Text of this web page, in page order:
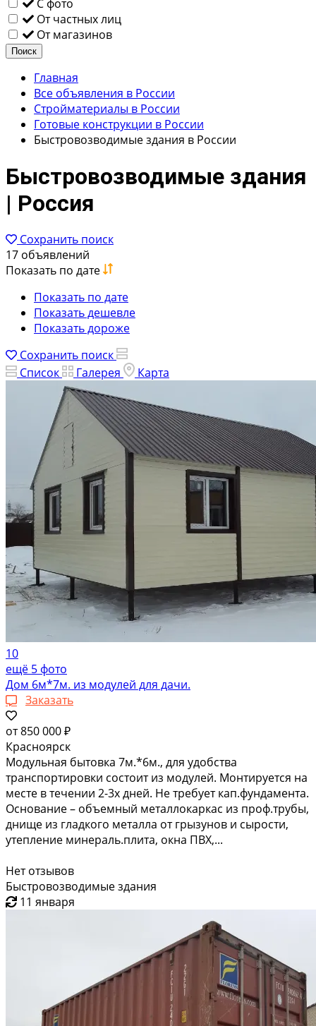
С фото
От частных лиц
От магазинов
Поиск
Главная
Все объявления в России
Стройматериалы в России
Готовые конструкции в России
Быстровозводимые здания в России
Быстровозводимые здания
| Россия
Сохранить поиск
17 объявлений
Показать по дате
Показать по дате
Показать дешевле
Показать дороже
Сохранить поиск
Список
Галерея Карта
10
ещё 5 фото
Дом 6м*7м. из модулей для дачи.
Заказать
от850 000 ₽
Красноярск
Модульная бытовка 7м.*6м., для удобства
транспортировки состоит из модулей. Монтируется на
месте в течении 2-3х дней. Не требует кап.фундамента.
Основание – объемный металлокаркас из проф.трубы,
днище из гладкого металла от грызунов и сырости,
утепление минераль.плита, окна ПВХ,...
Нет отзывов
Быстровозводимые здания
11 января